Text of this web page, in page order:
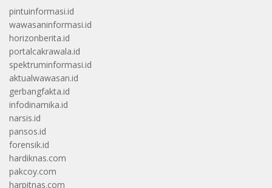
pintuinformasi.id
wawasaninformasi.id
horizonberita.id
portalcakrawala.id
spektruminformasi.id
aktualwawasan.id
gerbangfakta.id
infodinamika.id
narsis.id
pansos.id
forensik.id
hardiknas.com
pakcoy.com
harpitnas.com